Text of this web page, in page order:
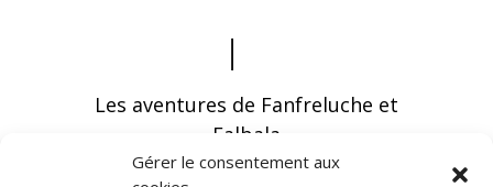
Gérer le consentement aux
Les aventures de Fanfreluche et
Falbala